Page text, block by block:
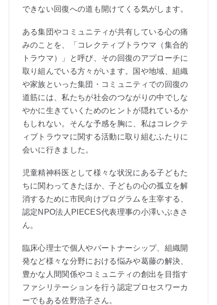
できない回復への道も開けてくる気がします。
ある集団やコミュニティが共有している心の痛
みのことを、「コレクティブトラウマ（集合的
トラウマ）」と呼び、その回復のアプローチに
取り組んでいる方々がいます。国や地域、組織
や家族といった集団・コミュニティでの回復の
道筋には、私たちが社会のつながりの中でしな
やかに生きていくためのヒントが隠れているか
もしれない。そんな予感を胸に、私はコレクテ
ィブトラウマに関する活動に取り組むふたりに
会いに行きました。
児童精神科医として様々な状況にある子どもた
ちに関わってきたほか、子どもの心の孤立を解
消するために市民向けプログラムを主宰する、
認定NPO法人PIECES代表理事の小澤いぶきさ
ん。
臨床心理士で個人やパートナーシップ、組織開
発など様々な分野における悩みや葛藤の解決、
豊かな人間関係やコミュニティの創出を目指す
ファシリテーションを行う認定プロセスワーカ
ーでもある佐野浩子さん。